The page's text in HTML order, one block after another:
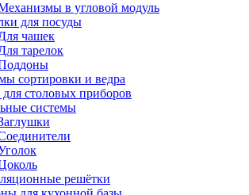
в угловой модуль
для посуды
чашек
тарелок
сортировки и ведра
столовых приборов
системы
решётки